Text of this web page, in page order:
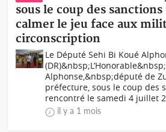
sous le coup des
calmer le jeu face aux
circonscription
Le Député Sehi Bi Koué
Alphonse,&nbsp;député de
préfecture, sous le coup des
rencontré le samedi 4 juillet
il y a 1 mois